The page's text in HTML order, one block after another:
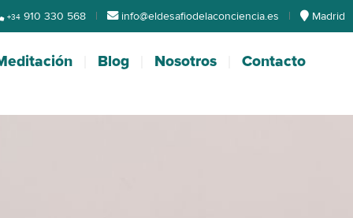
+34 910 330 568 | info@eldesafiodelaconciencia.es | Madrid
Blog Nosotros Contacto